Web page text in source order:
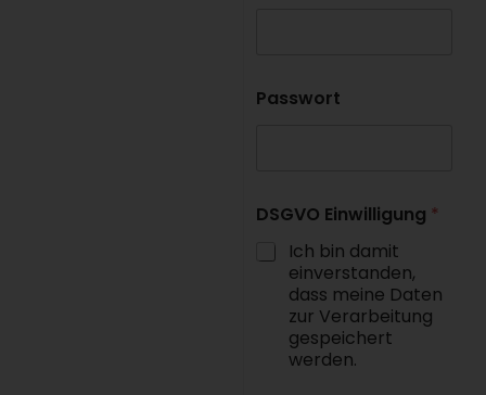
Passwort
DSGVO Einwilligung *
Ich bin damit
einverstanden,
dass meine Daten
zur Verarbeitung
gespeichert
werden.